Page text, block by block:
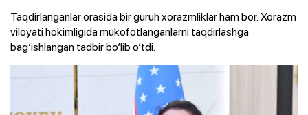
Taqdirlanganlar orasida bir guruh xorazmliklar ham bor. Xorazm
viloyati hokimligida mukofotlanganlarni taqdirlashga
bag‘ishlangan tadbir bo‘lib o‘tdi.